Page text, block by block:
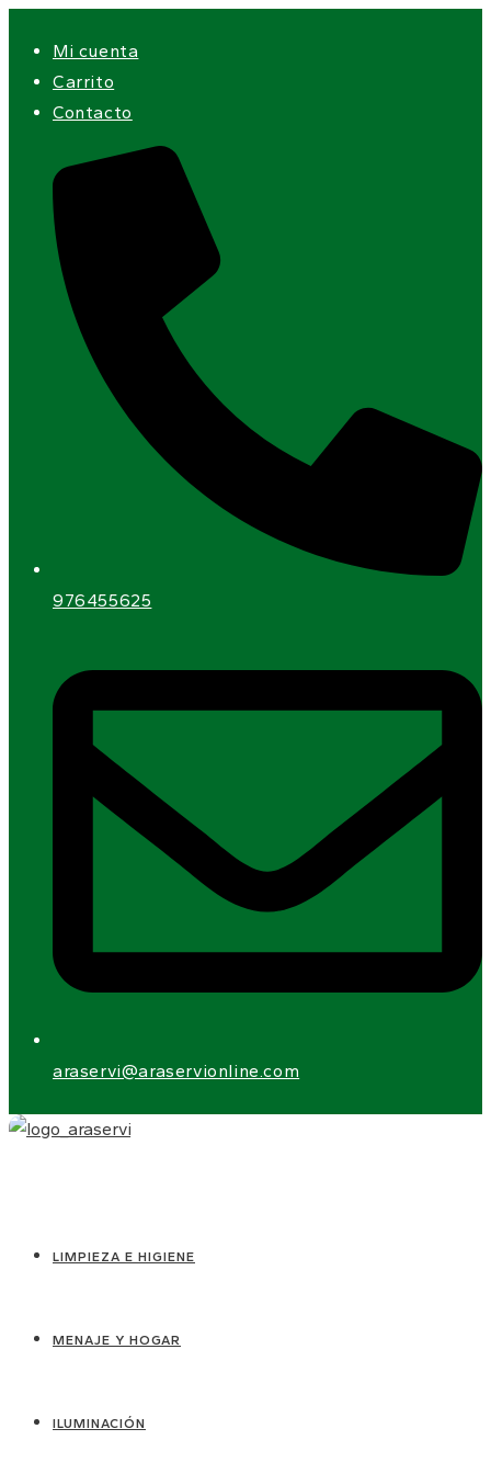
contenido
Mi cuenta
Carrito
Contacto
976455625
araservi@araservionline.com
LIMPIEZA E HIGIENE
MENAJE Y HOGAR
ILUMINACIÓN